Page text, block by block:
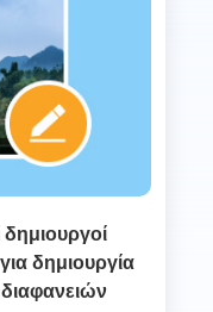
δημιουργοί
δημιουργία